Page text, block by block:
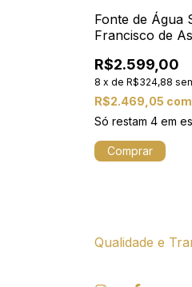
Fonte de Água
Francisco de
R$2.599,00
8 x de R$324,88
R$2.469,05 com
Só restam 4em
Qualidade e